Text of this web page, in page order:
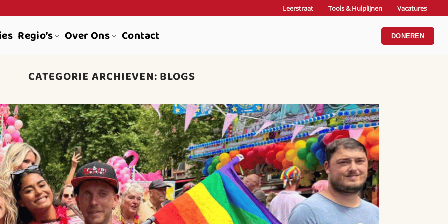
Leerstraat Tools & Hulplijnen Vacatures
Regio’s Over Ons Contact DONEREN
CATEGORIE ARCHIEVEN:BLOGS